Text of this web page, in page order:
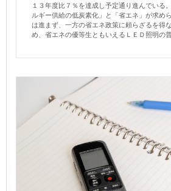
１３年度比７％を達成し予定通り進んでいる
ルギー供給の低炭素化」と「省エネ」が求め
は進まず、一方の省エネ政策に頼らざるを得
め、省エネの優等生ともいえるＬＥＤ照明の